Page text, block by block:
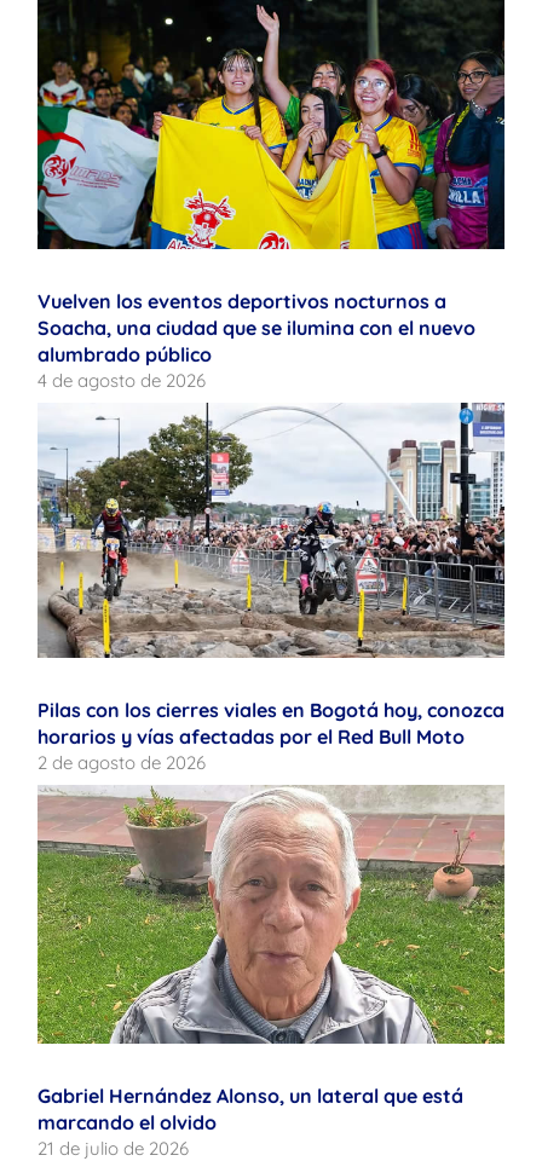
Vuelven los eventos deportivos nocturnos a
Soacha, una ciudad que se ilumina con el nuevo
alumbrado público
4 de agosto de 2026
Pilas con los cierres viales en Bogotá hoy, conozca
horarios y vías afectadas por el Red Bull Moto
2 de agosto de 2026
Gabriel Hernández Alonso, un lateral que está
marcando el olvido
21 de julio de 2026